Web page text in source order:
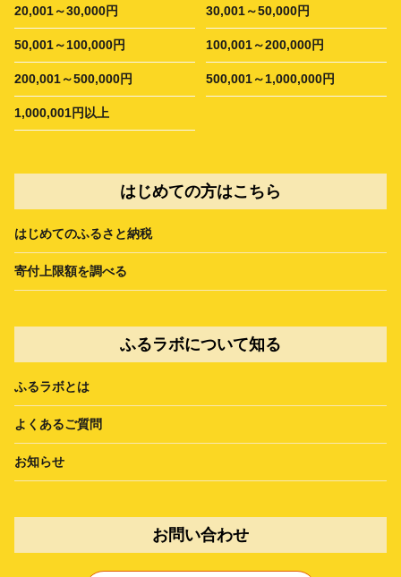
20,001～30,000円 30,001～50,000円
50,001～100,000円 100,001～200,000円
200,001～500,000円 500,001～1,000,000円
1,000,001円以上
はじめての方はこちら
はじめてのふるさと納税
寄付上限額を調べる
ふるラボについて知る
ふるラボとは
よくあるご質問
お知らせ
お問い合わせ